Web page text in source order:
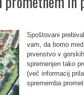
Spoštovani
vam, da bomo
prvenstvo v
spremenjen tako
(več informacij
sprememba